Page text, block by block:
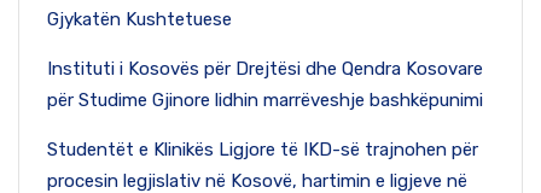
Gjykatën Kushtetuese
Instituti i Kosovës për Drejtësi dhe Qendra Kosovare
për Studime Gjinore lidhin marrëveshje bashkëpunimi
Studentët e Klinikës Ligjore të IKD-së trajnohen për
procesin legjislativ në Kosovë, hartimin e ligjeve në